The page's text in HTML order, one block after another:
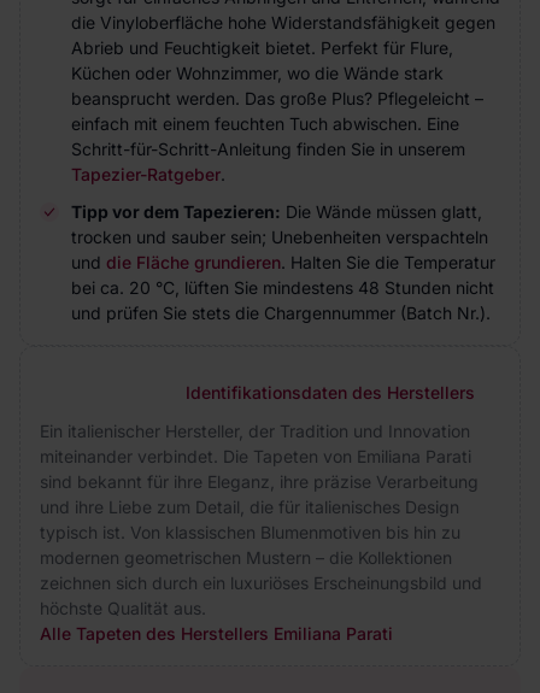
die Vinyloberfläche hohe Widerstandsfähigkeit gegen
Abrieb und Feuchtigkeit bietet. Perfekt für Flure,
Küchen oder Wohnzimmer, wo die Wände stark
beansprucht werden. Das große Plus? Pflegeleicht –
einfach mit einem feuchten Tuch abwischen. Eine
Schritt-für-Schritt-Anleitung finden Sie in unserem
Tapezier-Ratgeber.
Tipp vor dem Tapezieren: Die Wände müssen glatt,
trocken und sauber sein; Unebenheiten verspachteln
und die Fläche grundieren. Halten Sie die Temperatur
bei ca. 20 °C, lüften Sie mindestens 48 Stunden nicht
und prüfen Sie stets die Chargennummer (Batch Nr.).
Identifikationsdaten des Herstellers
Ein italienischer Hersteller, der Tradition und Innovation
miteinander verbindet. Die Tapeten von Emiliana Parati
sind bekannt für ihre Eleganz, ihre präzise Verarbeitung
und ihre Liebe zum Detail, die für italienisches Design
typisch ist. Von klassischen Blumenmotiven bis hin zu
modernen geometrischen Mustern – die Kollektionen
zeichnen sich durch ein luxuriöses Erscheinungsbild und
höchste Qualität aus.
Alle Tapeten des Herstellers Emiliana Parati